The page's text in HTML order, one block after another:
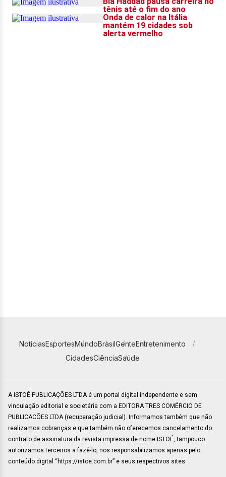
NotíciasEsportesMundoBrasilGenteEntretenimento
CidadesCiênciaSaúde
A ISTOÉ PUBLICAÇÕES LTDA é um portal digital independente e sem
vinculação editorial e societária com a EDITORA TRES COMÉRCIO DE
PUBLICACÕES LTDA (recuperação judicial). Informamos também que não
realizamos cobranças e que também não oferecemos cancelamento do
contrato de assinatura da revista impressa de nome ISTOÉ, tampouco
autorizamos terceiros a fazê-lo, nos responsabilizamos apenas pelo
conteúdo digital “https://istoe.com.br” e seus respectivos sites.